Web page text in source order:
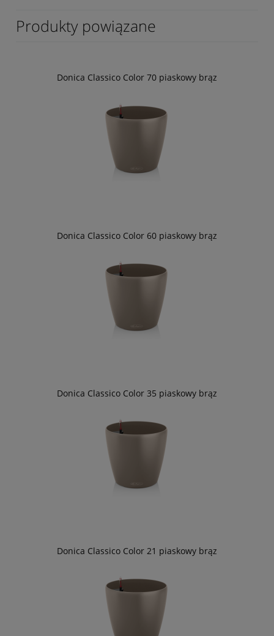
Produkty powiązane
Donica Classico Color 70 piaskowy brąz
Donica Classico Color 60 piaskowy brąz
Donica Classico Color 35 piaskowy brąz
Donica Classico Color 21 piaskowy brąz